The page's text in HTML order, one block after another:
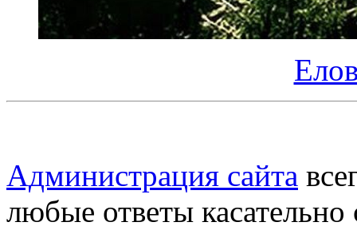
Администрация сайта
любые ответы касательно